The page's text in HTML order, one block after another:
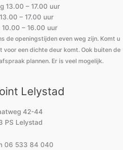
13.00 – 17.00 uur
– 17.00 uur
– 16.00 uur
de openingstijden even weg zijn. Komt u
voor een dichte deur komt. Ook buiten de
plannen. Er is veel mogelijk.
Lelystad
42-44
PS Lelystad
06 533 84 040